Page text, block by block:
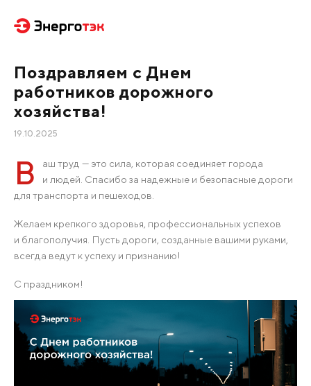
Поздравляем с Днем
работников дорожного
хозяйства!
19.10.2025
В
аш труд — это сила, которая соединяет города
и людей. Спасибо за надежные и безопасные дороги
для транспорта и пешеходов.
Желаем крепкого здоровья, профессиональных успехов
и благополучия. Пусть дороги, созданные вашими руками,
всегда ведут к успеху и признанию!
С праздником!